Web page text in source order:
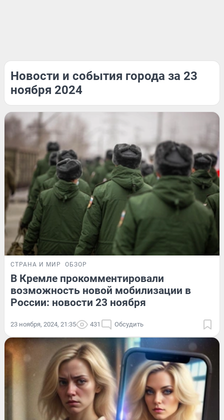
Новости и события города за 23
ноября 2024
СТРАНА И МИР ОБЗОР
В Кремле прокомментировали
возможность новой мобилизации в
России: новости 23 ноября
23 ноября, 2024, 21:35 431 Обсудить